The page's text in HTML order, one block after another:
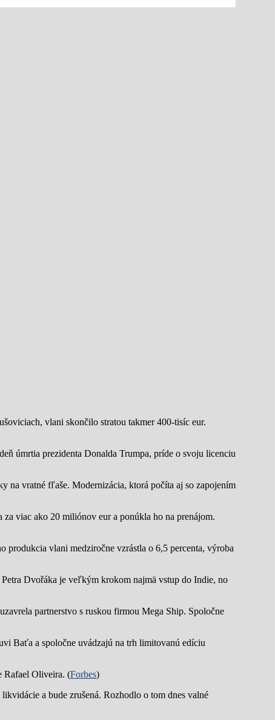
vlani skončilo stratou takmer 400-tisíc eur.
úmrtia prezidenta Donalda Trumpa, príde o svoju licenciu
na vratné fľaše. Modernizácia, ktorá počíta aj so zapojením
za viac ako 20 miliónov eur a ponúkla ho na prenájom.
vlani medziročne vzrástla o 6,5 percenta, výroba
Dvořáka je veľkým krokom najmä vstup do Indie, no
partnerstvo s ruskou firmou Mega Ship. Spoločne
Baťa a spoločne uvádzajú na trh limitovanú edíciu
Rafael Oliveira. (Forbes)
a bude zrušená. Rozhodlo o tom dnes valné